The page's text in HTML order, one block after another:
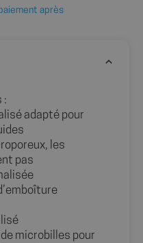
après
:
adapté pour
les
pas
microbilles pour